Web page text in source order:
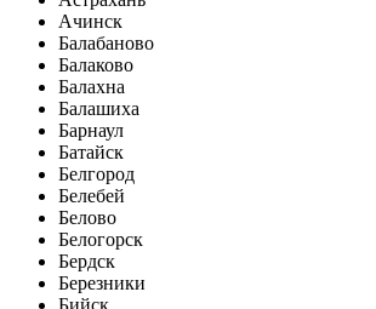
Ачинск
Балабаново
Балаково
Балахна
Балашиха
Барнаул
Батайск
Белгород
Белебей
Белово
Белогорск
Бердск
Березники
Бийск